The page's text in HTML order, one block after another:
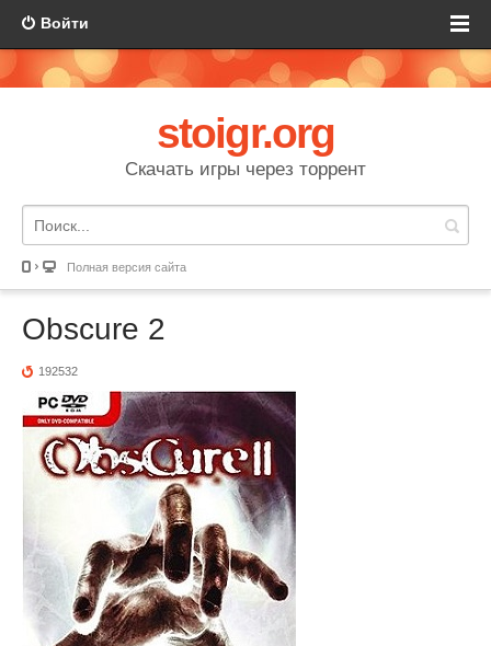
Войти
stoigr.org
Скачать игры через торрент
Полная версия сайта
Obscure 2
192532